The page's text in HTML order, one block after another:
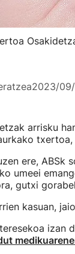
2023/
arrisku
ere, ABSk
umeei
gutxi
kasuan,
izan